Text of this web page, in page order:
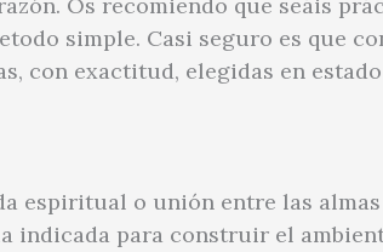
Os recomiendo que seáis
simple. Casi seguro es que
con exactitud, elegidas en
espiritual o unión entre las
indicada para construir el